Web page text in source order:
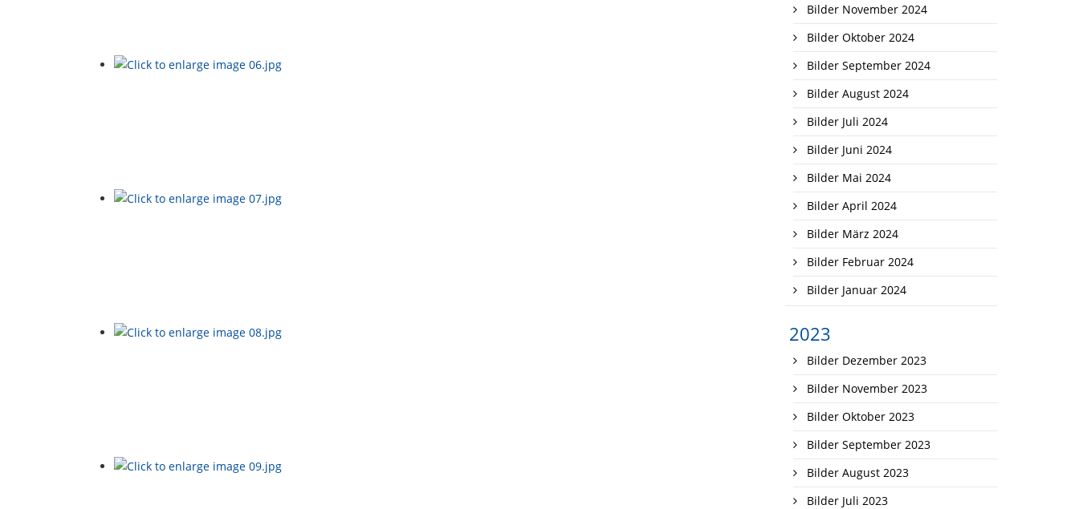
Bilder November 2024
Bilder Oktober 2024
Bilder September 2024
Bilder August 2024
Bilder Juli 2024
Bilder Juni 2024
Bilder Mai 2024
Bilder April 2024
Bilder März 2024
Bilder Februar 2024
Bilder Januar 2024
2023
Bilder Dezember 2023
Bilder November 2023
Bilder Oktober 2023
Bilder September 2023
Bilder August 2023
Bilder Juli 2023